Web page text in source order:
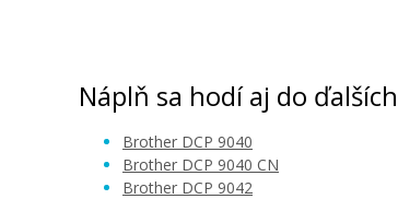
Originálny toner
Náplň sa hodí aj do
Brother DCP 9040
Brother DCP 9040 CN
Brother DCP 9042